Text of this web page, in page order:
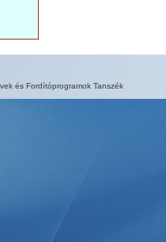
és Fordítóprogramok Tanszék